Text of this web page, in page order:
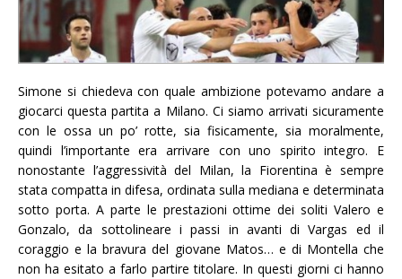
Simone si chiedeva con quale ambizione potevamo andare a
giocarci questa partita a Milano. Ci siamo arrivati sicuramente
con le ossa un po’ rotte, sia fisicamente, sia moralmente,
quindi l’importante era arrivare con uno spirito integro. E
nonostante l’aggressività del Milan, la Fiorentina è sempre
stata compatta in difesa, ordinata sulla mediana e determinata
sotto porta. A parte le prestazioni ottime dei soliti Valero e
Gonzalo, da sottolineare i passi in avanti di Vargas ed il
coraggio e la bravura del giovane Matos… e di Montella che
non ha esitato a farlo partire titolare. In questi giorni ci hanno